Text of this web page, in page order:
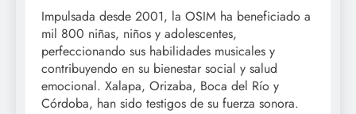
Impulsada desde 2001, la OSIM ha beneficiado a
mil 800 niñas, niños y adolescentes,
perfeccionando sus habilidades musicales y
contribuyendo en su bienestar social y salud
emocional. Xalapa, Orizaba, Boca del Río y
Córdoba, han sido testigos de su fuerza sonora.